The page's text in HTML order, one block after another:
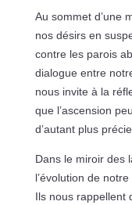
Au sommet d’une
nos désirs en
contre les parois
dialogue entre
nous invite à la
que l’ascension
d’autant plus
Dans le miroir des
l’évolution de
Ils nous rappellent